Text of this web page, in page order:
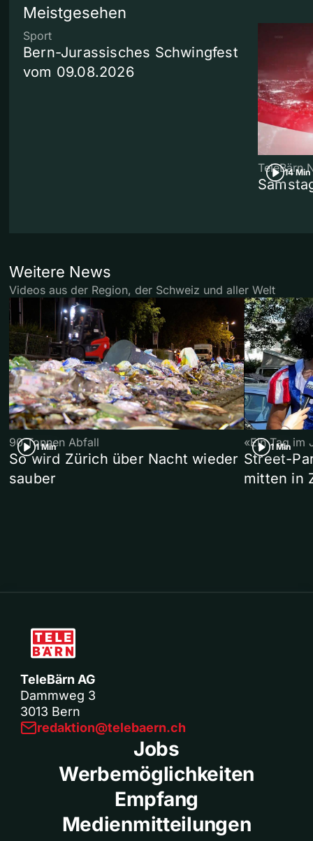
Meistgesehen
Sport
Bern-Jurassisches Schwingfest
vom 09.08.2026
14 Min
TeleBärn
Weitere News
Videos aus der Region, der Schweiz und aller Welt
1 Min
90 Tonnen Abfall
So wird Zürich über Nacht wieder
sauber
1 Min
«Ein Tag im
Street-
mitten in
TeleBärn AG
Dammweg 3
3013 Bern
redaktion@telebaern.ch
Jobs
Werbemöglichkeiten
Empfang
Medienmitteilungen